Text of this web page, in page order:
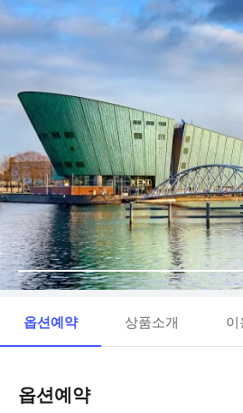
옵션예약 상품소개 이
옵션예약